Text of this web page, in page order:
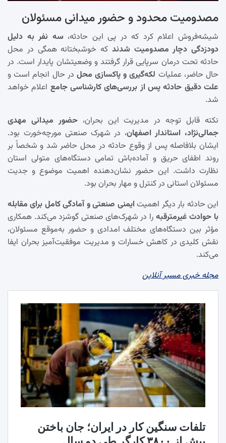
مصدومیت محدود و حضور میدانی مسئولان
شیشه‌فروش اعلام کرد که در پی این حادثه،سه نفر به دلیل
دودزدگی دچار مصدومیت شدند که خوشبختانه همگی در محل
حادثه تحت درمان سرپایی قرار گرفتند و وضعیتشان پایدار است. در
حال حاضر، عملیات لکه‌گیری و پاکسازی محل در حال انجام است و
علت دقیق حادثه پس از بررسی‌های کارشناسی جامع اعلام خواهد
شد.
نکته قابل توجه در مدیریت این بحران،حضور میدانی مهدی
جمالی‌نژاد، استاندار اصفهان، در شهرک صنعتی مورچه‌خورت بود.
ایشان بلافاصله پس از وقوع حادثه در محل حاضر شد و شخصاً بر
روند اطفای حریق و آماده‌باش تمامی دستگاه‌های متولی استان
نظارت داشت. این حضور نشان‌دهنده اهمیت موضوع و جدیت
مسئولان استانی در کنترل و مهار بحران بود.
این حادثه بار دیگر اهمیت ایمنی صنعتی و آمادگی کامل برای مقابله
با حوادث غیرمترقبه را در شهرک‌های صنعتی گوشزد می‌کند. همکاری
مؤثر بین دستگاه‌های مختلف امدادی و حضور به‌موقع مسئولان،
نقش کلیدی در کاهش خسارات و مدیریت موفقیت‌آمیز بحران ایفا
می‌کند.
مجله خبری مسیر آنلاین